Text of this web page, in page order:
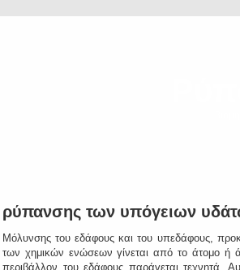
ρύπανσης των υπόγειων
Μόλυνσης του εδάφους και του υπεδάφους,
των χημικών ενώσεων γίνεται από το άτομο ή
περιβάλλον του εδάφους παράγεται τεχνητά.